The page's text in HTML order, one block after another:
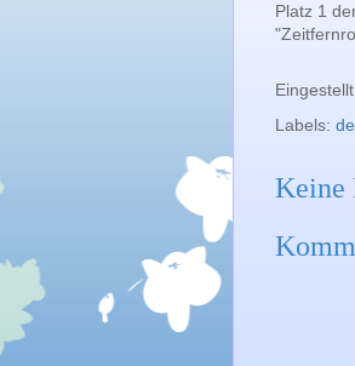
Platz 1
Labels:
Keine